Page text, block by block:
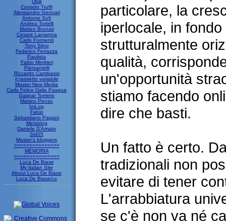
Ubik
Corrado Truffi
Alessandro Gennari
Antonio Sofi
Andrea Tortelli
Matteo Brunati
Cesare Lamanna
Carlo Formenti
Tony Siino
Federico Ferrazza
Paulista
Fabio Metitieri
Piersantelli
Riccardo Cambiassi
(c)assetto variabile
Master New Media
Carlo Felice Dalla Pasqua
Gaspar Torriero
Matteo Penzo
ImLog
Fabio
Sebastiano Pagani
Melablog
Daniele D'Amato
Sid05
Master's bloggers
===============
MEMORIA
===============
Luca De Biase
My Italian Site
About Luca De Biase
Luca De Biase/cv
particolare, la
iperlocale, in
strutturalmente
qualità,
un'opportunità
stiamo facendo
dire che basti.
Un fatto è certo.
tradizionali non
evitare di tener
L'arrabbiatura
se c'è non va né